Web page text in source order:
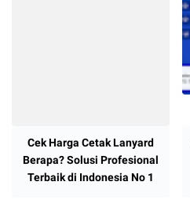
Cek Harga Cetak Lanyard
Berapa? Solusi Profesional
Terbaik di Indonesia No 1